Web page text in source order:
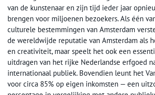
van de kunstenaar en zijn tijd ieder jaar
brengen voor miljoenen bezoekers. Als één
culturele bestemmingen van Amsterdam
de wereldwijde reputatie van Amsterdam als
en creativiteit, maar speelt het ook een
uitdragen van het rijke Nederlandse erfgoed
internationaal publiek. Bovendien leunt het
voor circa 85% op eigen inkomsten — een